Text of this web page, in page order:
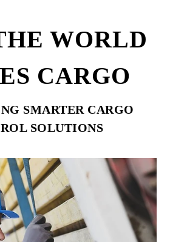
WORLD
CARGO
SMARTER CARGO
SOLUTIONS